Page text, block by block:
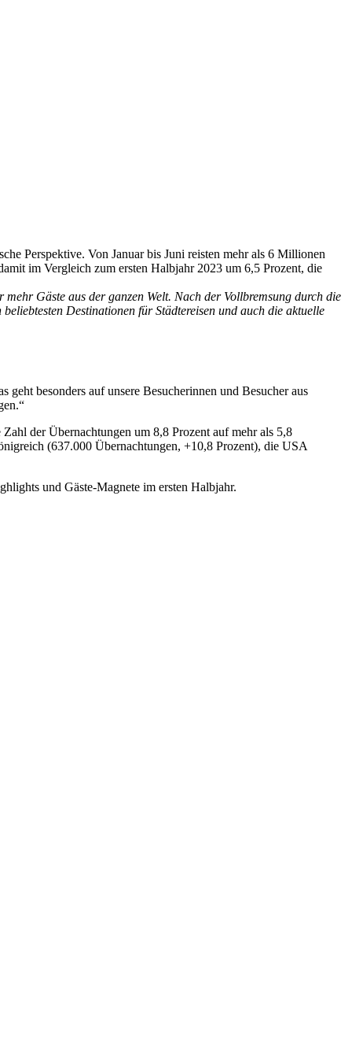
Perspektive. Von Januar bis Juni reisten mehr als 6 Millionen
im Vergleich zum ersten Halbjahr 2023 um 6,5 Prozent, die
Gäste aus der ganzen Welt. Nach der Vollbremsung durch die
Destinationen für Städtereisen und auch die aktuelle
besonders auf unsere Besucherinnen und Besucher aus
der Übernachtungen um 8,8 Prozent auf mehr als 5,8
(637.000 Übernachtungen, +10,8 Prozent), die USA
und Gäste-Magnete im ersten Halbjahr.